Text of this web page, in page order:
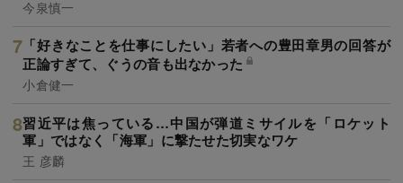
今泉慎一
「好きなことを仕事にしたい」若者への豊田章男の回答が
正論すぎて、ぐうの音も出なかった
小倉健一
習近平は焦っている…中国が弾道ミサイルを「ロケット
軍」ではなく「海軍」に撃たせた切実なワケ
王 彦麟